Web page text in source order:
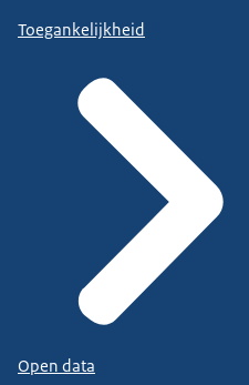
Toegankelijkheid
Open data